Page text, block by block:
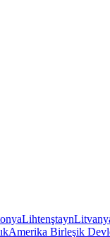
Lihtenştayn
Amerika Birleşik